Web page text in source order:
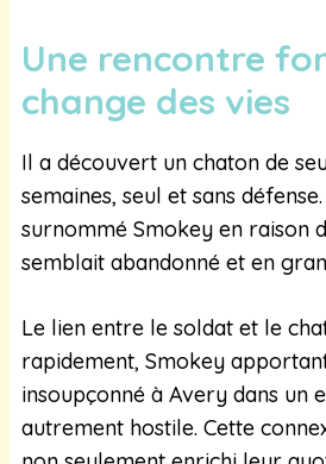
Une rencontre
change des vies
Il a découvert un chaton de
semaines, seul et sans
surnommé Smokey en raison
semblait abandonné et en
Le lien entre le soldat et le
rapidement, Smokey
insoupçonné à Avery dans un
autrement hostile. Cette